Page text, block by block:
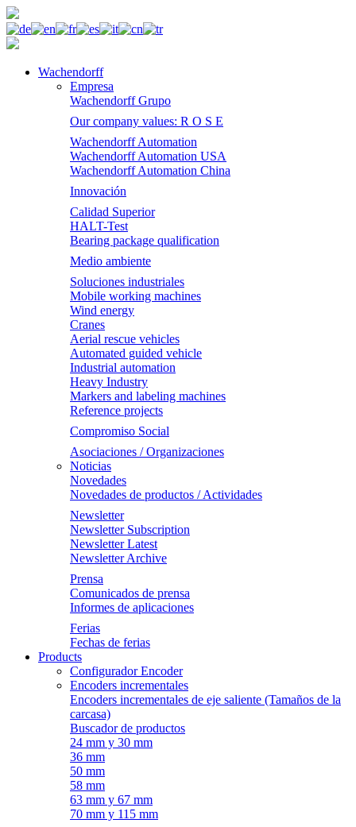
Wachendorff
Empresa
Wachendorff Grupo
Our company values: R O S E
Wachendorff Automation
Wachendorff Automation USA
Wachendorff Automation China
Innovación
Calidad Superior
HALT-Test
Bearing package qualification
Medio ambiente
Soluciones industriales
Mobile working machines
Wind energy
Cranes
Aerial rescue vehicles
Automated guided vehicle
Industrial automation
Heavy Industry
Markers and labeling machines
Reference projects
Compromiso Social
Asociaciones / Organizaciones
Noticias
Novedades
Novedades de productos / Actividades
Newsletter
Newsletter Subscription
Newsletter Latest
Newsletter Archive
Prensa
Comunicados de prensa
Informes de aplicaciones
Ferias
Fechas de ferias
Products
Configurador Encoder
Encoders incrementales
Encoders incrementales de eje saliente (Tamaños de la
carcasa)
Buscador de productos
24 mm y 30 mm
36 mm
50 mm
58 mm
63 mm y 67 mm
70 mm y 115 mm